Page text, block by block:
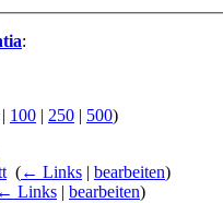
:
| 100 | 250 | 500)
(← Links | bearbeiten)
← Links | bearbeiten)